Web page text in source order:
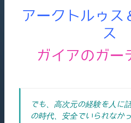
アークトルゥス
ス
ガイアのガー
でも、高次元の経験を人に
の時代、安全でいられなか